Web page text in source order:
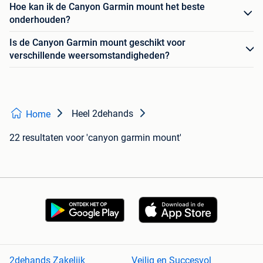
Hoe kan ik de Canyon Garmin mount het beste
onderhouden?
Is de Canyon Garmin mount geschikt voor
verschillende weersomstandigheden?
Home Heel 2dehands
22 resultaten voor 'canyon garmin mount'
2dehands Zakelijk Veilig en Succesvol